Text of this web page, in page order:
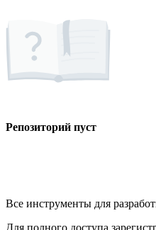
Репозиторий пуст
Все инструменты для
Для полного доступа